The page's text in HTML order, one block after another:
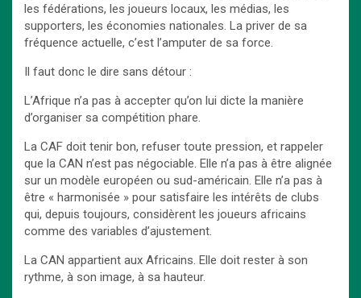
les fédérations, les joueurs locaux, les médias, les
supporters, les économies nationales. La priver de sa
fréquence actuelle, c’est l’amputer de sa force.
Il faut donc le dire sans détour :
L’Afrique n’a pas à accepter qu’on lui dicte la manière
d’organiser sa compétition phare.
La CAF doit tenir bon, refuser toute pression, et rappeler
que la CAN n’est pas négociable. Elle n’a pas à être alignée
sur un modèle européen ou sud-américain. Elle n’a pas à
être « harmonisée » pour satisfaire les intérêts de clubs
qui, depuis toujours, considèrent les joueurs africains
comme des variables d’ajustement.
La CAN appartient aux Africains. Elle doit rester à son
rythme, à son image, à sa hauteur.